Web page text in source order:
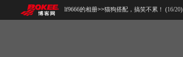
lf9666的相册>>猫狗搭配，搞笑不累！ (16/20)